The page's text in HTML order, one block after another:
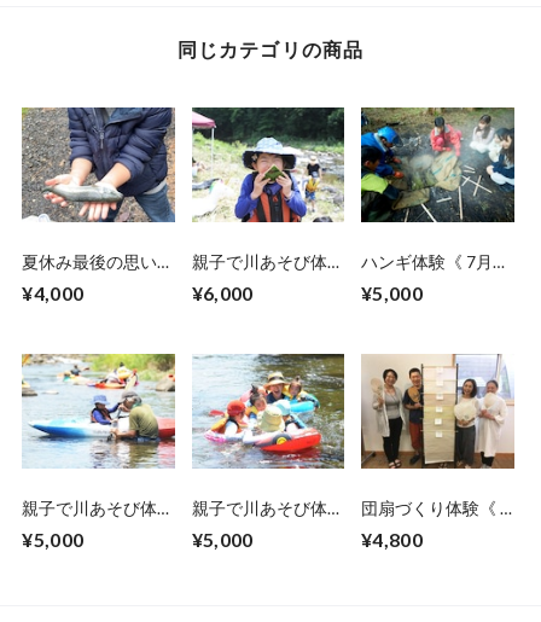
同じカテゴリの商品
夏休み最後の思い出
が深まるアウトド
20日開催 》
¥4,000
親子で川あそび体験
¥6,000
ハンギ体験《 7月24
¥5,000
親子で川あそび体験
¥5,000
親子で川あそび体験
¥5,000
団扇づくり体験《 7
¥4,800